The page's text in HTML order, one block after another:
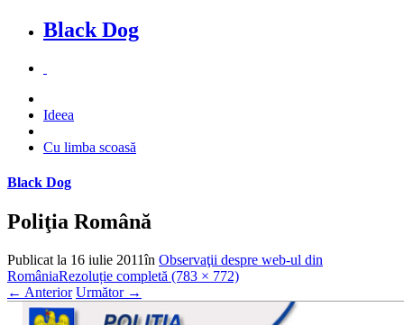
Black Dog
Ideea
Cu limba scoasă
Black Dog
Poliţia Română
Publicat la 16 iulie 2011în Observaţii despre web-ul din
RomâniaRezoluție completă (783 × 772)
← Anterior Următor →